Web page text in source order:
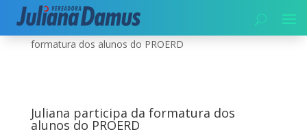
Início|Segurança|PROERD
Juliana participa da
formatura dos alunos do PROERD
Juliana participa da formatura dos
alunos do PROERD